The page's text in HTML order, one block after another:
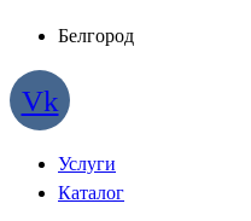
Белгород
Vk
Услуги
Каталог